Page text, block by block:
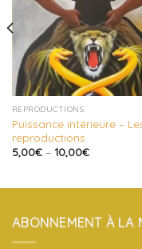
REPRODUCTIONS
Puissance intérieure –
reproductions
5,00€– 10,00€
ABONNEMENT À LA